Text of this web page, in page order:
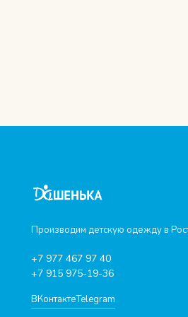
Производим детскую одежду в
+7 977 467 97 40
+7 915 975-19-36
ВКонтактеTelegram